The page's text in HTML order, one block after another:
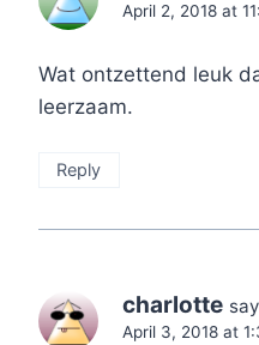
April 2, 2018 at
Wat ontzettend leuk
leerzaam.
Reply
charlotte
April 3, 2018 at